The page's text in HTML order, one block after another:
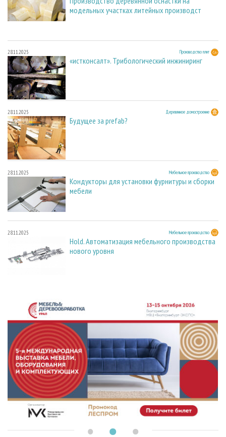
модельных участках литейных производст
28.11.2025 Производство плит
«истконсалт». Трибологический инжиниринг
28.11.2025 Деревянное домостроение
Будущее за prefab?
28.11.2025 Мебельное производство
Кондукторы для установки фурнитуры и сборки
мебели
28.11.2025 Мебельное производство
Hold. Автоматизация мебельного производства
нового уровня